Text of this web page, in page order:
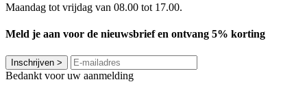
Maandag tot vrijdag van 08.00 tot 17.00.
Meld je aan voor de nieuwsbrief en ontvang 5% korting
Inschrijven >
Bedankt voor uw aanmelding